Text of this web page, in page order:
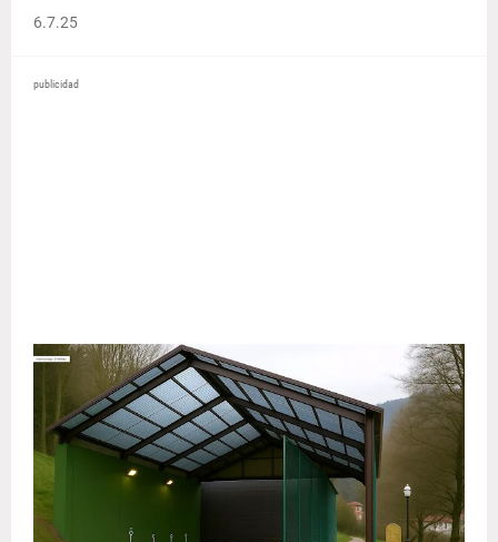
6.7.25
publicidad